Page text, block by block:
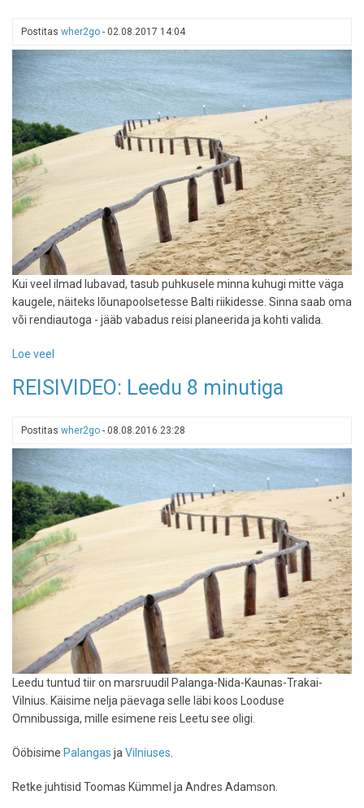
Postitas wher2go - 02.08.2017 14:04
Kui veel ilmad lubavad, tasub puhkusele minna kuhugi mitte väga
kaugele, näiteks lõunapoolsetesse Balti riikidesse. Sinna saab oma
või rendiautoga - jääb vabadus reisi planeerida ja kohti valida.
Loe veel
sissejuhatus:
planeerida
Baltimaade
autoreisi
REISIVIDEO: Leedu 8 minutiga
Postitas wher2go - 08.08.2016 23:28
Leedu tuntud tiir on marsruudil Palanga-Nida-Kaunas-Trakai-
Vilnius. Käisime nelja päevaga selle läbi koos Looduse
Omnibussiga, mille esimene reis Leetu see oligi.
Ööbisime Palangas ja Vilniuses
Retke juhtisid Toomas Kümmel ja Andres Adamson.